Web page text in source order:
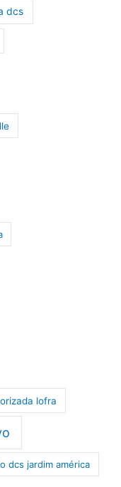
dcs
lofra
dcs jardim américa